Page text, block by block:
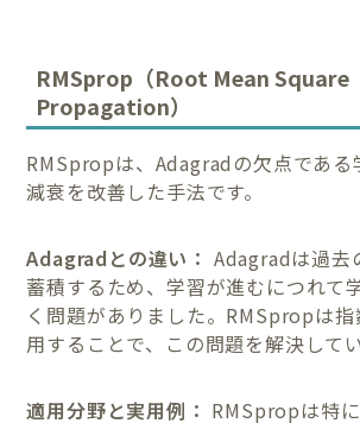
RMSprop（Root Mean Square
Propagation）
RMSpropは、Adagradの欠点である
減衰を改善した手法です。
Adagradとの違い： Adagradは過去
蓄積するため、学習が進むにつれて
く問題がありました。RMSpropは
用することで、この問題を解決してい
適用分野と実用例： RMSpropは特